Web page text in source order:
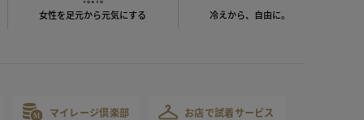
女性を足元から元気にする 冷えから、 自由に。
マイレージ倶楽部 お店で試着サービス